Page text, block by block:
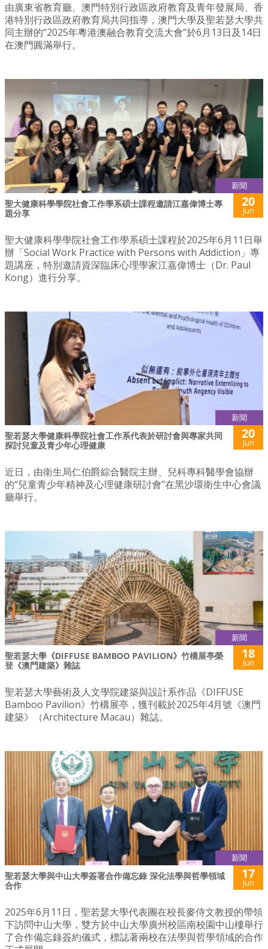
由廣東省教育廳、澳門特別行政區政府教育及青年發展局、香
港特別行政區政府教育局共同指導，澳門大學及聖若瑟大學共
同主辦的“2025年粵港澳融合教育交流大會”於6月13日及14日
在澳門圓滿舉行。
新聞
聖大健康科學學院社會工作學系碩士課程邀請江嘉偉博士專
題分享
20
Jun
聖大健康科學學院社會工作學系碩士課程於2025年6月11日舉
辦「Social Work Practice with Persons with Addiction」專
題講座，特別邀請資深臨床心理學家江嘉偉博士（Dr. Paul
Kong）進行分享。
新聞
聖若瑟大學健康科學院社會工作系代表於研討會與專家共同
探討兒童及青少年心理健康
20
Jun
近日，由衛生局仁伯爵綜合醫院主辦、兒科專科醫學會協辦
的“兒童青少年精神及心理健康研討會”在黑沙環衛生中心會議
廳舉行。
新聞
聖若瑟大學《DIFFUSE BAMBOO PAVILION》竹構展亭榮
登《澳門建築》雜誌
18
Jun
聖若瑟大學藝術及人文學院建築與設計系作品《DIFFUSE
Bamboo Pavilion》竹構展亭，獲刊載於2025年4月號《澳門
建築》（Architecture Macau）雜誌。
新聞
聖若瑟大學與中山大學簽署合作備忘錄 深化法學與哲學領域
合作
17
Jun
2025年6月11日，聖若瑟大學代表團在校長麥侍文教授的帶領
下訪問中山大學，雙方於中山大學廣州校區南校園中山樓舉行
了合作備忘錄簽約儀式，標誌著兩校在法學與哲學領域的合作